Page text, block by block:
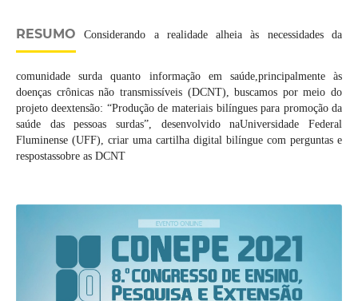
RESUMO Considerando a realidade alheia às necessidades da
comunidade surda quanto informação em saúde,principalmente às
doenças crônicas não transmissíveis (DCNT), buscamos por meio do
projeto deextensão: “Produção de materiais bilíngues para promoção da
saúde das pessoas surdas”, desenvolvido naUniversidade Federal
Fluminense (UFF), criar uma cartilha digital bilíngue com perguntas e
respostassobre as DCNT